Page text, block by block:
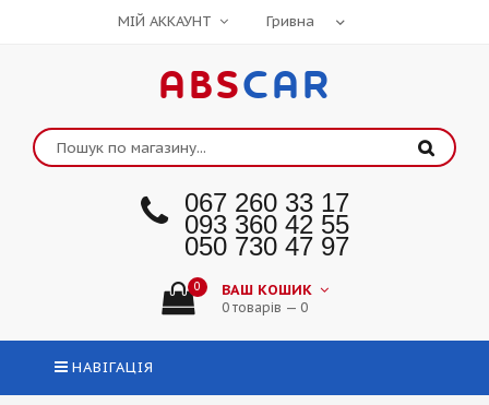
МІЙ АККАУНТ
ABSCAR
067 260 33 17
093 360 42 55
050 730 47 97
0 ВАШ КОШИК
0 товарів — 0
НАВІГАЦІЯ